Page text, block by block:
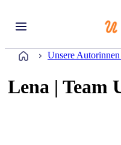
Startseite
Unsere
Lena | Team